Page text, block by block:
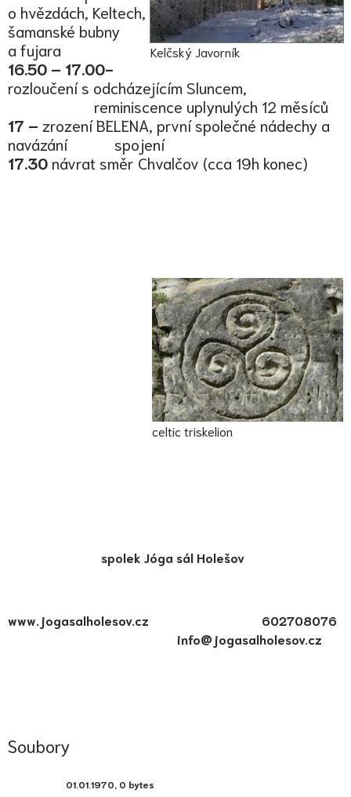
Kelčský Javorník
o hvězdách, Keltech,
šamanské bubny
a fujara
16.50 – 17.00-
rozloučení s odcházejícím Sluncem,
reminiscence uplynulých 12 měsíců
17 – zrození BELENA, první společné nádechy a
navázání spojení
17.30návrat směr Chvalčov (cca 19h konec)
celtic triskelion
spolek Jóga sál Holešov
www.jogasalholesov.cz 602708076
info@jogasalholesov.cz
Soubory
01.01.1970, 0 bytes